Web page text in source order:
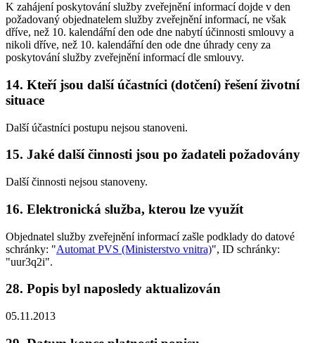
K zahájení poskytování služby zveřejnění informací dojde v den
požadovaný objednatelem služby zveřejnění informací, ne však
dříve, než 10. kalendářní den ode dne nabytí účinnosti smlouvy a
nikoli dříve, než 10. kalendářní den ode dne úhrady ceny za
poskytování služby zveřejnění informací dle smlouvy.
14. Kteří jsou další účastníci (dotčení) řešení životní
situace
Další účastníci postupu nejsou stanoveni.
15. Jaké další činnosti jsou po žadateli požadovány
Další činnosti nejsou stanoveny.
16. Elektronická služba, kterou lze využít
Objednatel služby zveřejnění informací zašle podklady do datové
schránky: "Automat PVS (Ministerstvo vnitra)", ID schránky:
"uur3q2i".
28. Popis byl naposledy aktualizován
05.11.2013